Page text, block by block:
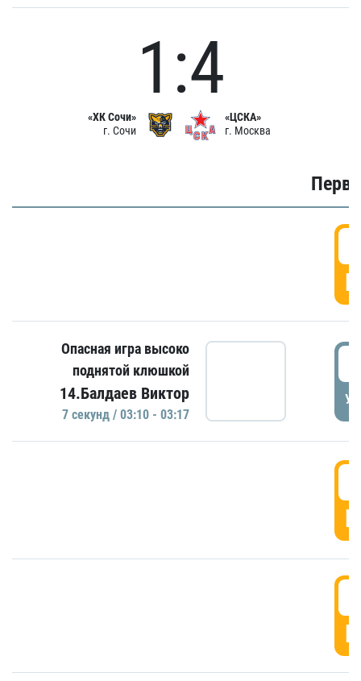
«ХК Сочи»
г. Сочи
1:4
«ЦСКА»
г. Москва
Опасная игра высоко
поднятой клюшкой
14.Балдаев Виктор
7 секунд / 03:10 - 03:17